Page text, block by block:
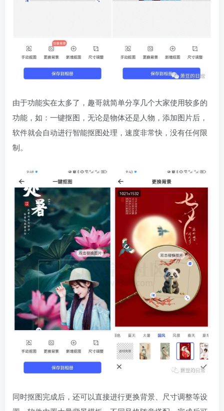
由于功能实在太多了，趣哥就简单分享几个大家使用较多的
功能，如：一键抠图，无论是物体还是人物，添加图片后，
软件就会自动进行智能抠图处理，速度非常快，没有任何限
制。
同时抠图完成后，还可以直接进行更换背景、尺寸调整等设